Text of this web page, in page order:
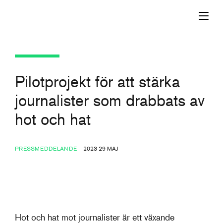
Pilotprojekt för att stärka
journalister som drabbats av
hot och hat
PRESSMEDDELANDE 2023 29 MAJ
Hot och hat mot journalister är ett växande